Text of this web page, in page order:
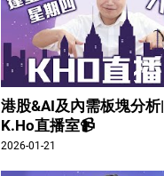
港股&AI及內需板塊分析|
K.Ho直播室📹
2026-01-21